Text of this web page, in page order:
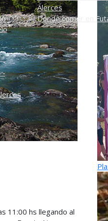
-
Alerces
Dónde comer en
11:00 hs llegando al